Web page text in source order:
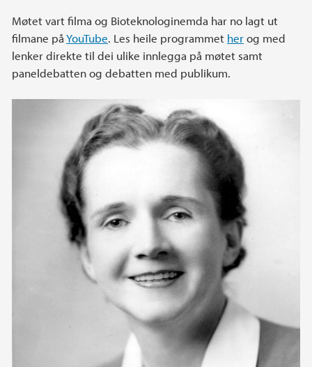
Møtet vart filma og Bioteknologinemda har no lagt ut
filmane påYouTube. Les heile programmet herog med
lenker direkte til dei ulike innlegga på møtet samt
paneldebatten og debatten med publikum.